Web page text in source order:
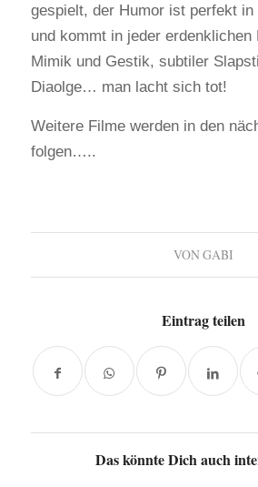
gespielt, der Humor ist perfekt in
und kommt in jeder
Mimik und Gestik, subtiler
Diaolge… man lacht sich tot!
Weitere Filme werden in den
folgen…..
VONGABI
Eintrag teilen
Das könnte Dich auch